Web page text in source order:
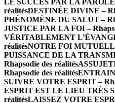
LE SUCCÈS PAR LA PAROLE
réalitésDESTINÉE DIVINE –
PHÉNOMÈNE DU SALUT –
JUSTICE PAR LA FOI –
VÉRITABLEMENT
réalitésNOTRE FOI
PUISSANCE DE LA
Rhapsodie des réalités
Rhapsodie des réalités
SUIVRE VOTRE ESPRIT –
ESPRIT EST LE LIEU TRÈS
réalitésLAISSEZ VOTRE